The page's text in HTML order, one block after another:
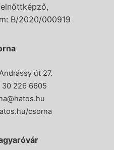
B/2020/000919
út 27.
30 226 6605
csorna